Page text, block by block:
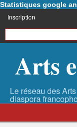
Statistiques google
Inscription
Arts